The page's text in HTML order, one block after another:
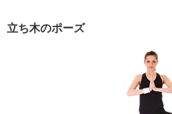
立ち木のポーズ